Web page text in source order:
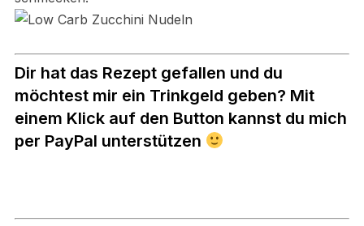
Dir hat das Rezept gefallen und du
möchtest mir ein Trinkgeld geben? Mit
einem Klick auf den Button kannst du mich
per PayPal unterstützen